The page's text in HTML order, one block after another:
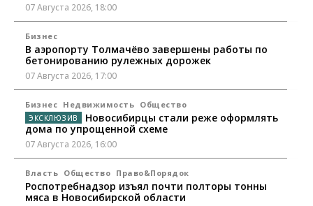
07 Августа 2026, 18:00
Бизнес
В аэропорту Толмачёво завершены работы по
бетонированию рулежных дорожек
07 Августа 2026, 17:00
Бизнес Недвижимость Общество
Новосибирцы стали реже оформлять
дома по упрощенной схеме
07 Августа 2026, 16:00
Власть Общество Право&Порядок
Роспотребнадзор изъял почти полторы тонны
мяса в Новосибирской области